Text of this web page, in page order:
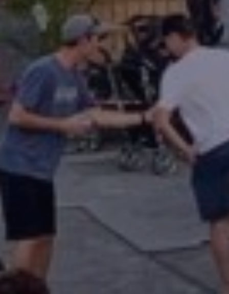
Demandez une démo
Obtenez une démonstration du logiciel d'inscription et
gestion le plus performant.
Étude de cas
Real Amilia customers. Inspiring stories.